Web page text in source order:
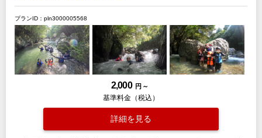
プランID：pln3000005568
2,000 円 ～
基準料金（税込）
詳細を見る